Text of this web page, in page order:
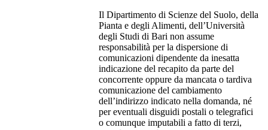
Il Dipartimento di Scienze del Suolo, della
Pianta e degli Alimenti, dell’Università
degli Studi di Bari non assume
responsabilità per la dispersione di
comunicazioni dipendente da inesatta
indicazione del recapito da parte del
concorrente oppure da mancata o tardiva
comunicazione del cambiamento
dell’indirizzo indicato nella domanda, né
per eventuali disguidi postali o telegrafici
o comunque imputabili a fatto di terzi,